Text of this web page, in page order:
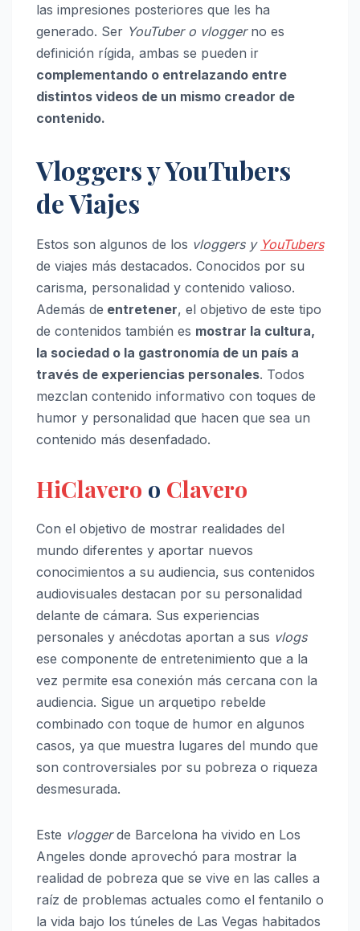
las impresiones posteriores que les ha
generado. Ser YouTuber o vloggerno es
definición rígida, ambas se pueden ir
complementando o entrelazando entre
distintos videos de un mismo creador de
contenido.
Vloggers y YouTubers
de Viajes
Estos son algunos de los vloggers y YouTubers
de viajes más destacados. Conocidos por su
carisma, personalidad y contenido valioso.
Además de entretener, el objetivo de este tipo
de contenidos también es mostrar la cultura,
la sociedad o la gastronomía de un país a
través de experiencias personales. Todos
mezclan contenido informativo con toques de
humor y personalidad que hacen que sea un
contenido más desenfadado.
HiClavero o Clavero
Con el objetivo de mostrar realidades del
mundo diferentes y aportar nuevos
conocimientos a su audiencia, sus contenidos
audiovisuales destacan por su personalidad
delante de cámara. Sus experiencias
personales y anécdotas aportan a sus vlogs
ese componente de entretenimiento que a la
vez permite esa conexión más cercana con la
audiencia. Sigue un arquetipo rebelde
combinado con toque de humor en algunos
casos, ya que muestra lugares del mundo que
son controversiales por su pobreza o riqueza
desmesurada.
Este vloggerde Barcelona ha vivido en Los
Angeles donde aprovechó para mostrar la
realidad de pobreza que se vive en las calles a
raíz de problemas actuales como el fentanilo o
la vida bajo los túneles de Las Vegas habitados